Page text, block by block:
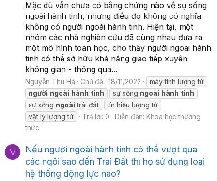
Mặc dù vẫn chưa có bằng chứng nào về sự sống
ngoài hành tinh, nhưng điều đó không có nghĩa
không có người ngoài hành tinh. Hiện tại, một
nhóm các nhà nghiên cứu đã cùng nhau đưa ra
một mô hình toán học, cho thấy người ngoài hành
tinh có thể sở hữu khả năng giao tiếp xuyên
không gian - thông qua...
Nguyễn Thu Hà Chủ đề 18/11/2022
máy tính lượng tử
người ngoài hành tinh sự sống ngoài hành tinh
sự sống ngoài trái đất
tín hiệu lượng tử
vật lý lượng tử
Trả lời: 0 Diễn đàn: Khoa học thường
thức
V
Nếu người ngoài hành tinh có thể vượt qua
các ngôi sao đến Trái Đất thì họ sử dụng loại
hệ thống động lực nào?